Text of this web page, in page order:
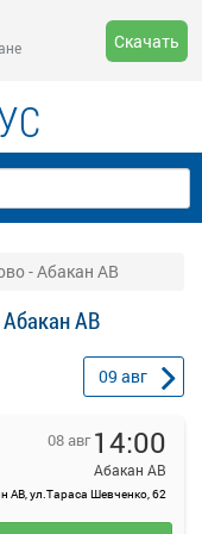
Скачать
- Абакан АВ
АВ
09 авг
08 авг 14:00
Абакан АВ
АВ, ул.Тараса Шевченко, 62
с расписанием и
- Абакан АВ